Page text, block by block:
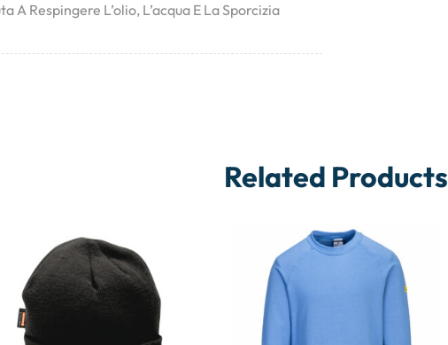
Respingere L’olio, L’acqua E La Sporcizia
Related Products